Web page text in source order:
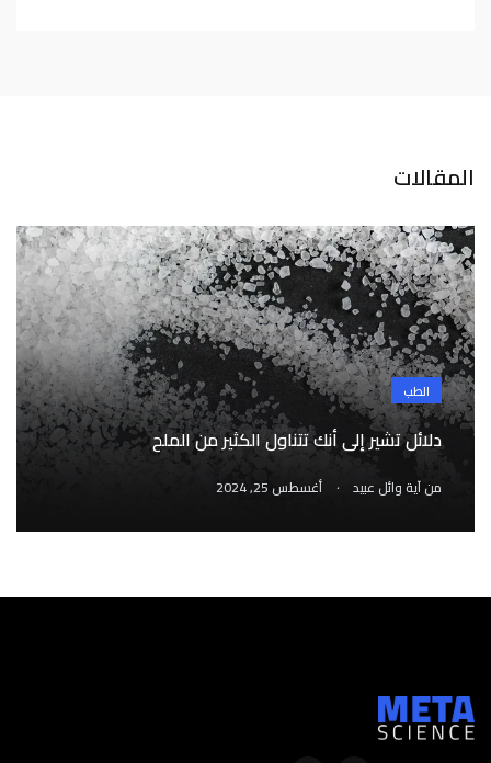
المقالات
الطب
دلائل تشير إلى أنك تتناول الكثير من الملح
منآية وائل عبيد . أغسطس 25, 2024